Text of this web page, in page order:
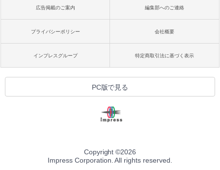
広告掲載のご案内 編集部へのご連絡
プライバシーポリシー 会社概要
インプレスグループ 特定商取引法に基づく表示
PC版で見る
Copyright ©2026
Impress Corporation. All rights reserved.